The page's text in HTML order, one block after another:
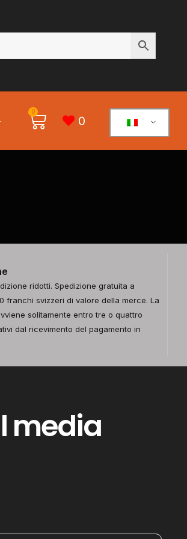
0
0
ridotti. Spedizione gratuita a
franchi svizzeri di valore della merce. La
solitamente entro tre o quattro
dal ricevimento del pagamento in
media